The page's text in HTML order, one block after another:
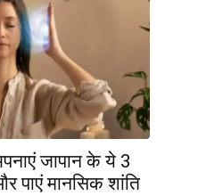
जापान के ये 3
पाएं मानसिक शांति